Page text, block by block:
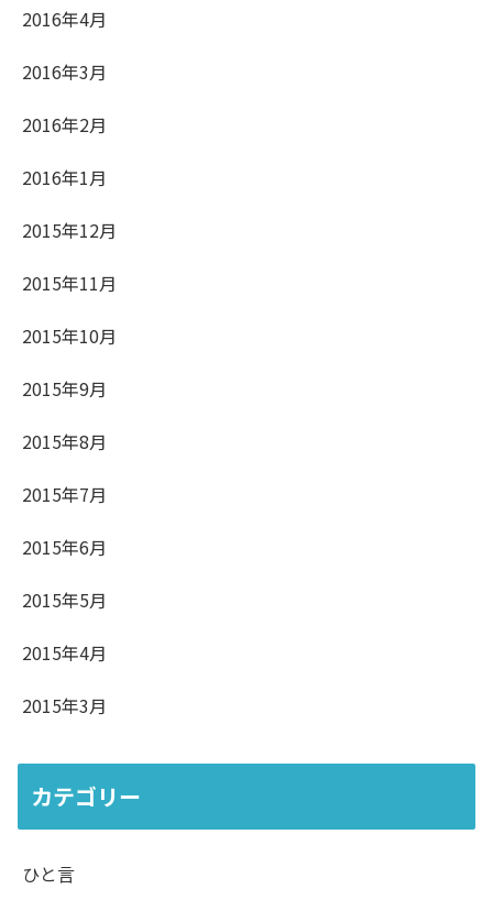
2016年4月
2016年3月
2016年2月
2016年1月
2015年12月
2015年11月
2015年10月
2015年9月
2015年8月
2015年7月
2015年6月
2015年5月
2015年4月
2015年3月
カテゴリー
ひと言